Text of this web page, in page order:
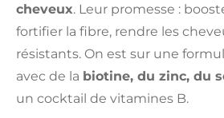
cheveux. Leur promesse :
fortifier la fibre, rendre les
résistants. On est sur une
avec de la biotine, du zinc, du
un cocktail de vitamines B.